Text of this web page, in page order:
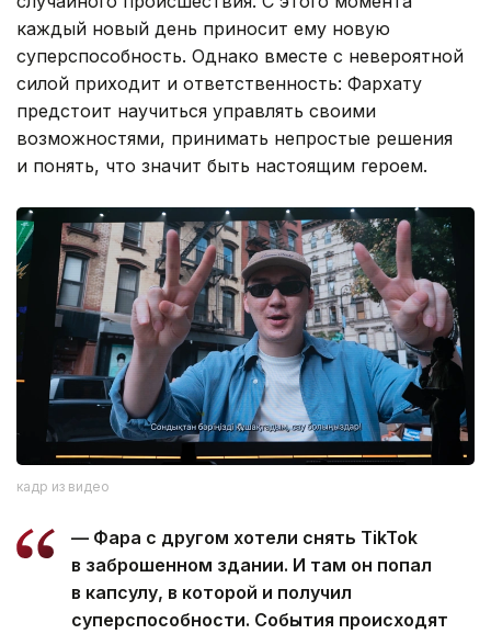
каждый новый день приносит ему новую
суперспособность. Однако вместе с невероятной
силой приходит и ответственность: Фархату
предстоит научиться управлять своими
возможностями, принимать непростые решения
и понять, что значит быть настоящим героем.
кадр из видео
— Фара с другом хотели снять TikTok
в заброшенном здании. И там он попал
в капсулу, в которой и получил
суперспособности. События происходят